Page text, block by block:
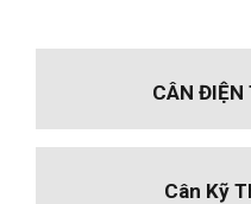
CÂN ĐIỆN
Cân Kỹ